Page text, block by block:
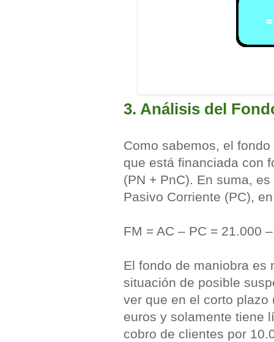
3. Análisis del
Como sabemos, el
que está financiada con
(PN + PnC). En suma,
Pasivo Corriente (PC),
FM = AC – PC = 21.000
El fondo de maniobra es
situación de posible
ver que en el corto plazo
euros y solamente tiene
cobro de clientes por